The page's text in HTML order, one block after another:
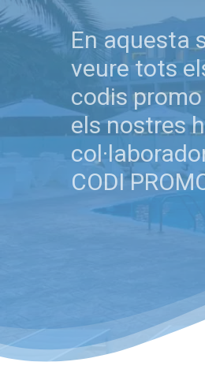
En aquesta
veure tots
codis
els nostres
CODI